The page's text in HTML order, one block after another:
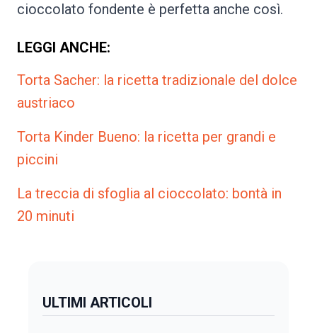
cioccolato fondente è perfetta anche così.
LEGGI ANCHE:
Torta Sacher: la ricetta tradizionale del dolce
austriaco
Torta Kinder Bueno: la ricetta per grandi e
piccini
La treccia di sfoglia al cioccolato: bontà in
20 minuti
ULTIMI ARTICOLI